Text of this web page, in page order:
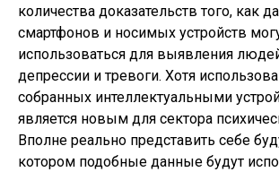
количества доказательств того, как
смартфонов и носимых устройств
использоваться для выявления
депрессии и тревоги. Хотя
собранных интеллектуальными
является новым для сектора
Вполне реально представить себе
котором подобные данные будут